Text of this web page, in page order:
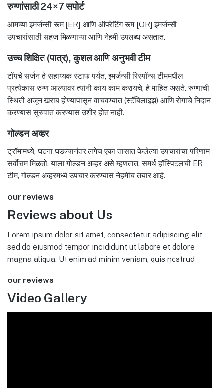
रुग्णांसाठी 24×7 सपोर्ट
आमच्या इमर्जन्सी रूम [ER] आणि ऑपरेटिंग रूम [OR] इमर्जन्सी
उपचारांसाठी सहज मिळणाऱ्या आणि नेहमी उपलब्ध असतात.
उच्च शिक्षित (पात्र), कुशल आणि अनुभवी टीम
टॉपचे सर्जन ते सहाय्यक स्टाफ पर्यंत, इमर्जन्सी रिस्पॉन्स टीममधील
प्रत्येकास रुग्ण आल्यावर त्यांनी काय काम करायचे, हे माहित असते. रुग्णाची
स्थिती अजून खराब होण्यापासून वाचवण्यात (स्टॅबिलाइझ) आणि रोगाचे निदान
करण्यास सुरुवात करण्यास उशीर होत नाही.
गोल्डन अव्हर
ट्रॉमामध्ये, घटना घडल्यानंतर लगेच एका तासात केलेल्या उपचारांचा परिणाम
सर्वोत्तम मिळतो. याला गोल्डन अव्हर असे म्हणतात. समर्थ हॉस्पिटलची ER
टीम, गोल्डन अव्हरमध्ये उपचार करण्यास नेहमीच तयार आहे.
our reviews
Reviews about Us
Lorem ipsum dolor sit amet, consectetur adipiscing elit,
sed do eiusmod tempor incididunt ut labore et dolore
magna aliqua. Ut enim ad minim veniam, quis nostrud
our reviews
Video Gallery